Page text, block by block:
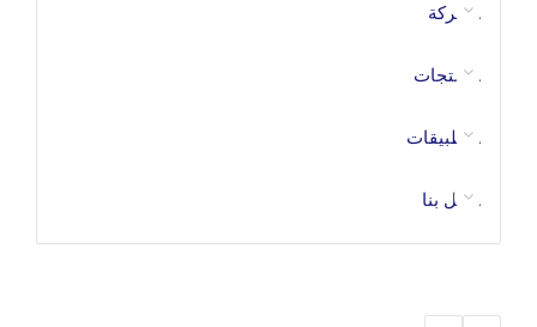
الشركة
المنتجات
التطبيقات
اتصل بنا